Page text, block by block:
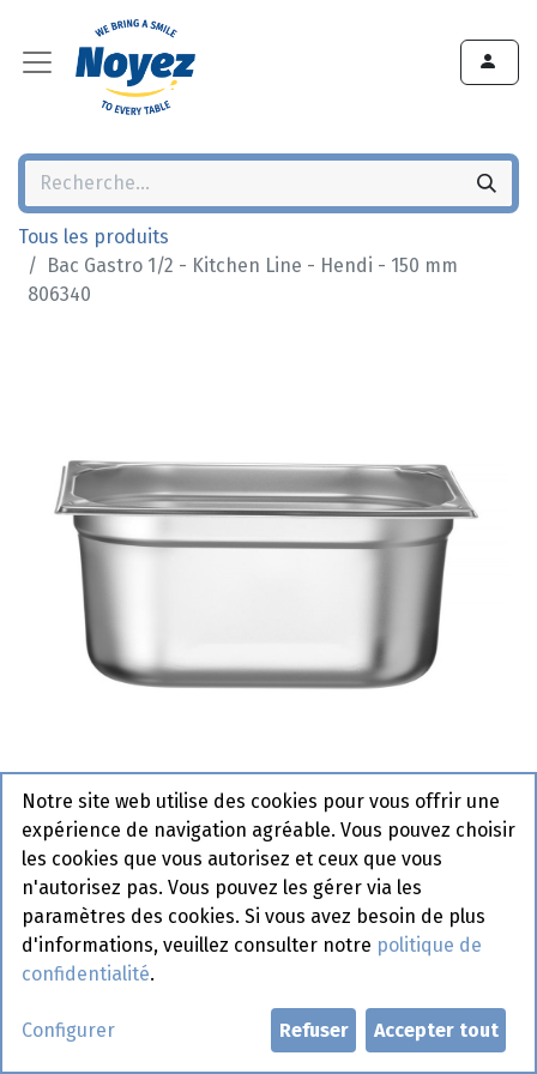
Tous les produits
Bac Gastro 1/2 - Kitchen Line - Hendi - 150 mm
806340
Bac Gastro 1/2 - Kitchen Line -
Hendi - 150 mm 806340
Actif
Demander un compte
Notre site web utilise des cookies pour vous offrir une
expérience de navigation agréable. Vous pouvez choisir
les cookies que vous autorisez et ceux que vous
n'autorisez pas. Vous pouvez les gérer via les
paramètres des cookies. Si vous avez besoin de plus
d'informations, veuillez consulter notre politique de
confidentialité.
Configurer Refuser Accepter tout